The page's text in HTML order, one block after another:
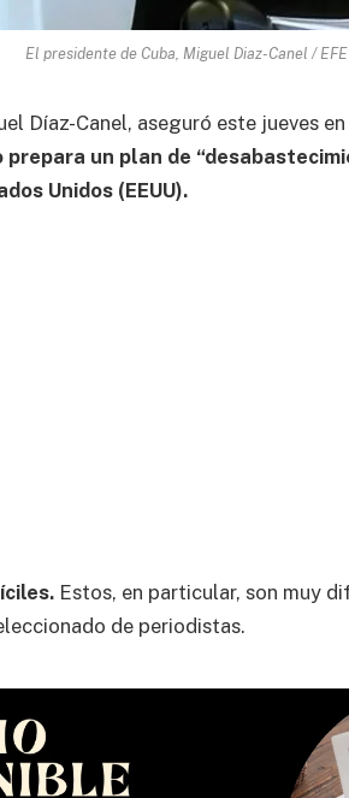
El presidente de Cuba, Miguel Diaz-Canel / EFE
Díaz-Canel, aseguró este jueves
prepara un plan de
Unidos (EEUU).
Estos, en particular, son muy
de periodistas.